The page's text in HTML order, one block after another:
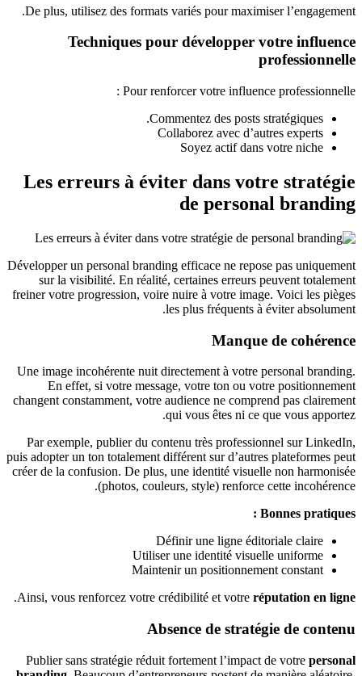
De plus, utilisez des formats variés pour maximiser l’engagement.
Techniques pour développer votre influence
professionnelle
Pour renforcer votre influence professionnelle :
Commentez des posts stratégiques.
Collaborez avec d’autres experts
Soyez actif dans votre niche
Les erreurs à éviter dans votre stratégie
de personal branding
Développer un personal branding efficace ne repose pas uniquement
sur la visibilité. En réalité, certaines erreurs peuvent totalement
freiner votre progression, voire nuire à votre image. Voici les pièges
les plus fréquents à éviter absolument.
Manque de cohérence
Une image incohérente nuit directement à votre personal branding.
En effet, si votre message, votre ton ou votre positionnement
changent constamment, votre audience ne comprend pas clairement
qui vous êtes ni ce que vous apportez.
Par exemple, publier du contenu très professionnel sur LinkedIn,
puis adopter un ton totalement différent sur d’autres plateformes peut
créer de la confusion. De plus, une identité visuelle non harmonisée
(photos, couleurs, style) renforce cette incohérence.
Bonnes pratiques :
Définir une ligne éditoriale claire
Utiliser une identité visuelle uniforme
Maintenir un positionnement constant
Ainsi, vous renforcez votre crédibilité et votre réputation en ligne
.
Absence de stratégie de contenu
Publier sans stratégie réduit fortement l’impact de votre personal